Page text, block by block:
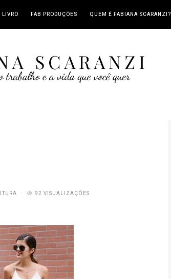
LIVRO FAB PRODUÇÕES QUEM É FABIANA SCARANZI?
92 VISUALIZAÇÕES